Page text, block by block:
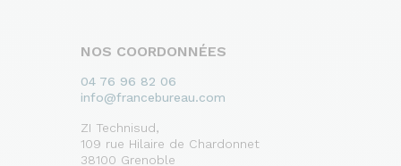
NOS COORDONNÉES
04 76 96 82 06
info@francebureau.com
ZI Technisud,
109 rue Hilaire de Chardonnet
38100 Grenoble